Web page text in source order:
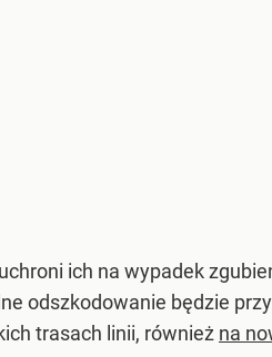
ich na wypadek
odszkodowanie będzie
trasach linii, również na